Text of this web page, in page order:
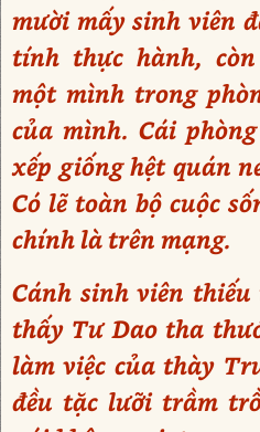
mười mấy sinh viên
tính thực hành,
một mình trong
của mình. Cái
xếp giống hệt quán
Có lẽ toàn bộ cuộc
chính là trên mạng.
Cánh sinh viên
thấy Tư Dao tha
làm việc của thày
đều tặc lưỡi trầm